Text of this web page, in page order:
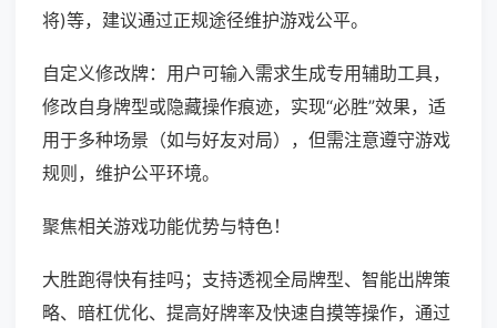
将)等，建议通过正规途径维护游戏公平。
自定义修改牌：用户可输入需求生成专用辅助工具，
修改自身牌型或隐藏操作痕迹，实现“必胜”效果，适
用于多种场景（如与好友对局），但需注意遵守游戏
规则，维护公平环境。
聚焦相关游戏功能优势与特色！
大胜跑得快有挂吗；支持透视全局牌型、智能出牌策
略、暗杠优化、提高好牌率及快速自摸等操作，通过